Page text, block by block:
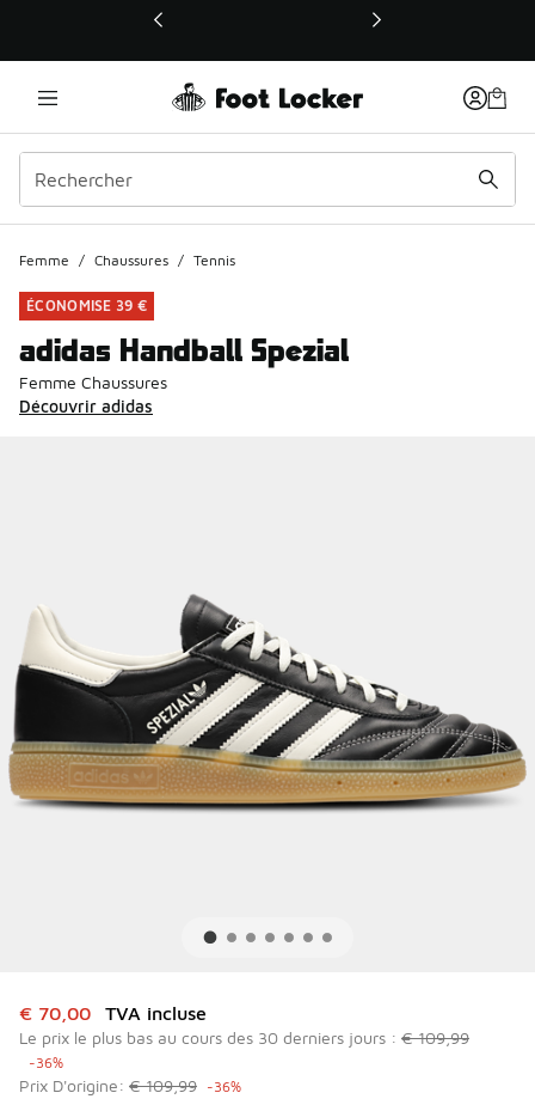
Ce lien ouvrira une nouvelle fenêtre
Femme / Chaussures / Tennis
ÉCONOMISE 39 €
adidas Handball Spezial
Femme Chaussures
Découvrir adidas
Cet article est en promotion. Prix en baisse de à € 70,00
€ 70,00 TVA incluse
Le prix le plus bas au cours des 30 derniers jours : € 109,99
-36%
Prix D'origine: € 109,99 -36%